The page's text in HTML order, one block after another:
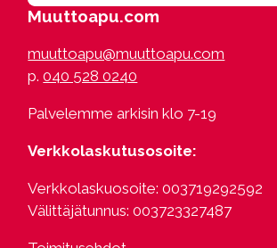
Kangasala
Kotka
Kuusankoski
Lempäälä
Loviisa
Nastola
Nokia
Kesälahti
Kitee
Lappeenranta
Luumäki
Mikkeli
Seinäjoki
Turku
Vaasa
Kittilä
Kuusamo
Oulu
Saariselkä
Muuttoapu.com
muuttoapu@muuttoapu.com
p.040 528 0240
Palvelemme arkisin klo 7-19
Verkkolaskutusosoite:
Verkkolaskuosoite: 003719292592
Välittäjätunnus: 003723327487